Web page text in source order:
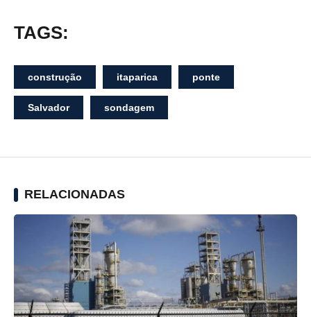
TAGS:
construção itaparica ponte
Salvador sondagem
RELACIONADAS